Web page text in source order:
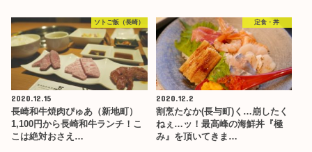
ソトご飯（長崎）
2020.12.15
長崎和牛焼肉ぴゅあ（新地町）
1,100円から長崎和牛ランチ！こ
こは絶対おさえ…
定食・丼
2020.12.2
割烹たなか(長与町)く…崩したく
ねぇ…ッ！最高峰の海鮮丼『極
み』を頂いてきま…